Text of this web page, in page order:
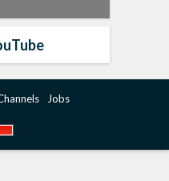
Jobs